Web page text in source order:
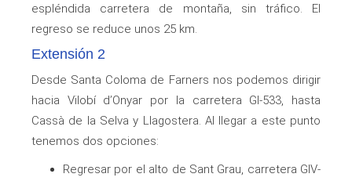
espléndida carretera de montaña, sin tráfico. El
regreso se reduce unos 25 km.
Extensión 2
Desde Santa Coloma de Farners nos podemos dirigir
hacia Vilobí d’Onyar por la carretera GI-533, hasta
Cassà de la Selva y Llagostera. Al llegar a este punto
tenemos dos opciones:
Regresar por el alto de Sant Grau, carretera GIV-